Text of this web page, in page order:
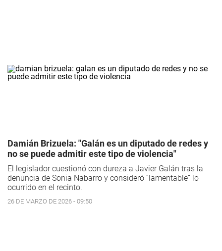
Damián Brizuela: "Galán es un diputado de redes y
no se puede admitir este tipo de violencia"
El legislador cuestionó con dureza a Javier Galán tras la
denuncia de Sonia Nabarro y consideró “lamentable” lo
ocurrido en el recinto.
26 DE MARZO DE 2026 - 09:50